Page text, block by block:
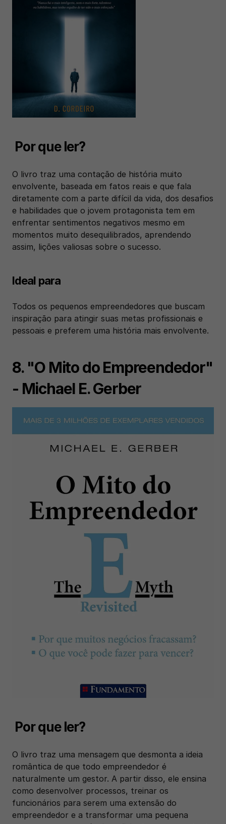
Por que ler?
O livro traz uma contação de história muito
envolvente, baseada em fatos reais e que fala
diretamente com a parte difícil da vida, dos desafios
e habilidades que o jovem protagonista tem em
enfrentar sentimentos negativos mesmo em
momentos muito desequilibrados, aprendendo
assim, lições valiosas sobre o sucesso.
Ideal para
Todos os pequenos empreendedores que buscam
inspiração para atingir suas metas profissionais e
pessoais e preferem uma história mais envolvente.
8. "O Mito do Empreendedor"
- Michael E. Gerber
Por que ler?
O livro traz uma mensagem que desmonta a ideia
romântica de que todo empreendedor é
naturalmente um gestor. A partir disso, ele ensina
como desenvolver processos, treinar os
funcionários para serem uma extensão do
empreendedor e a transformar uma pequena